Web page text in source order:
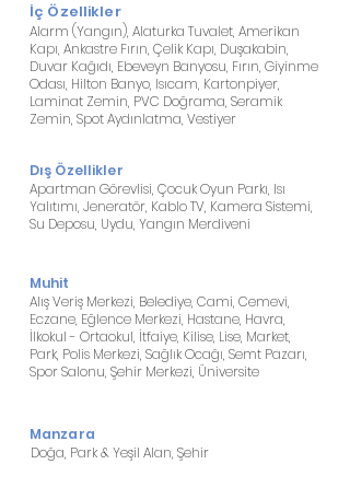
İç Özellikler
Alarm (Yangın), Alaturka Tuvalet, Amerikan
Kapı, Ankastre Fırın, Çelik Kapı, Duşakabin,
Duvar Kağıdı, Ebeveyn Banyosu, Fırın, Giyinme
Odası, Hilton Banyo, Isıcam, Kartonpiyer,
Laminat Zemin, PVC Doğrama, Seramik
Zemin, Spot Aydınlatma, Vestiyer
Dış Özellikler
Apartman Görevlisi, Çocuk Oyun Parkı, Isı
Yalıtımı, Jeneratör, Kablo TV, Kamera Sistemi,
Su Deposu, Uydu, Yangın Merdiveni
Muhit
Alış Veriş Merkezi, Belediye, Cami, Cemevi,
Eczane, Eğlence Merkezi, Hastane, Havra,
İlkokul - Ortaokul, İtfaiye, Kilise, Lise, Market,
Park, Polis Merkezi, Sağlık Ocağı, Semt Pazarı,
Spor Salonu, Şehir Merkezi, Üniversite
Manzara
Doğa, Park & Yeşil Alan, Şehir